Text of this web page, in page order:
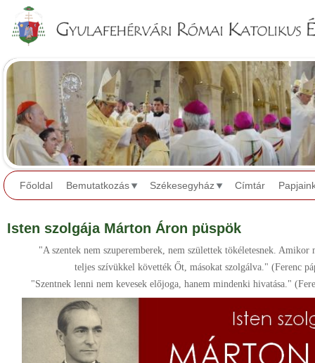
Főoldal Bemutatkozás Székesegyház Címtár
Isten szolgája Márton Áron püspök
"A szentek nem szuperemberek, nem születtek tökéletesnek. Amikor
teljes szívükkel követ­ték Őt, másokat szolgálva." (Ferenc
"Szentnek lenni nem kevesek előjoga, hanem mindenki hivatása."